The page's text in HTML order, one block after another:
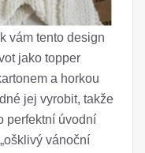
vám tento design
jako topper
a horkou
jej vyrobit, takže
perfektní úvodní
vánoční